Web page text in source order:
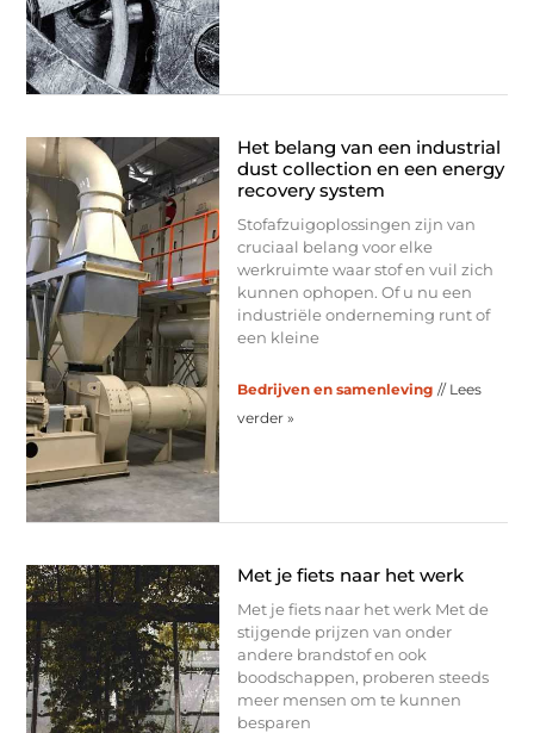
Het belang van een industrial
dust collection en een energy
recovery system
Stofafzuigoplossingen zijn van
cruciaal belang voor elke
werkruimte waar stof en vuil zich
kunnen ophopen. Of u nu een
industriële onderneming runt of
een kleine
Bedrijven en samenleving // Lees
verder »
Met je fiets naar het werk
Met je fiets naar het werk Met de
stijgende prijzen van onder
andere brandstof en ook
boodschappen, proberen steeds
meer mensen om te kunnen
besparen